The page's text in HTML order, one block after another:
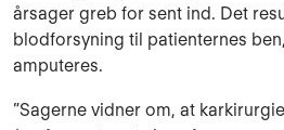
årsager greb for sent ind. Det
blodforsyning til patienternes
amputeres.
”Sagerne vidner om, at